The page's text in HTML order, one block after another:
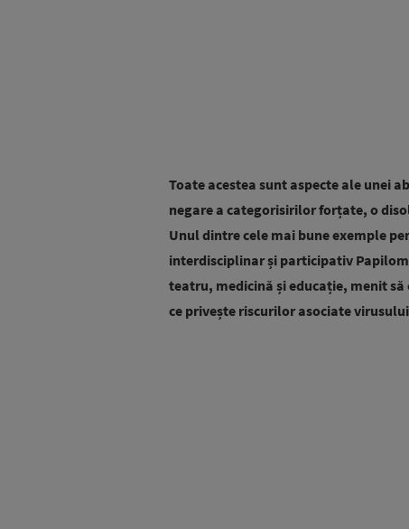
Toate acestea sunt aspecte ale unei
negare a categorisirilor forțate, o
Unul dintre cele mai bune exemple
interdisciplinar și participativ
teatru, medicină și educație, menit
ce privește riscurilor asociate virusului